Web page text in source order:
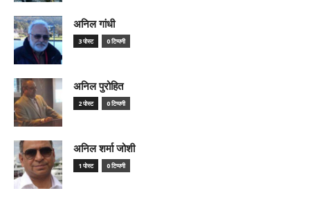
अनिल गांधी
3 पोस्ट 0 टिप्पणी
अनिल पुरोहित
2 पोस्ट 0 टिप्पणी
अनिल शर्मा जोशी
1 पोस्ट 0 टिप्पणी